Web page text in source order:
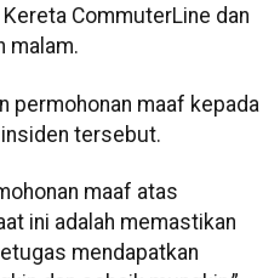
CommuterLine dan
malam.
permohonan maaf kepada
tersebut.
maaf atas
ini adalah memastikan
mendapatkan